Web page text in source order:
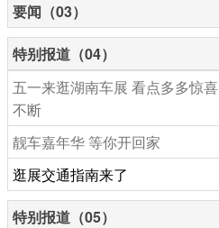
要闻（03）
特别报道（04）
五一来逛湖南车展 看点多多惊喜
不断
靓车嘉年华 等你开回家
逛展交通指南来了
特别报道（05）